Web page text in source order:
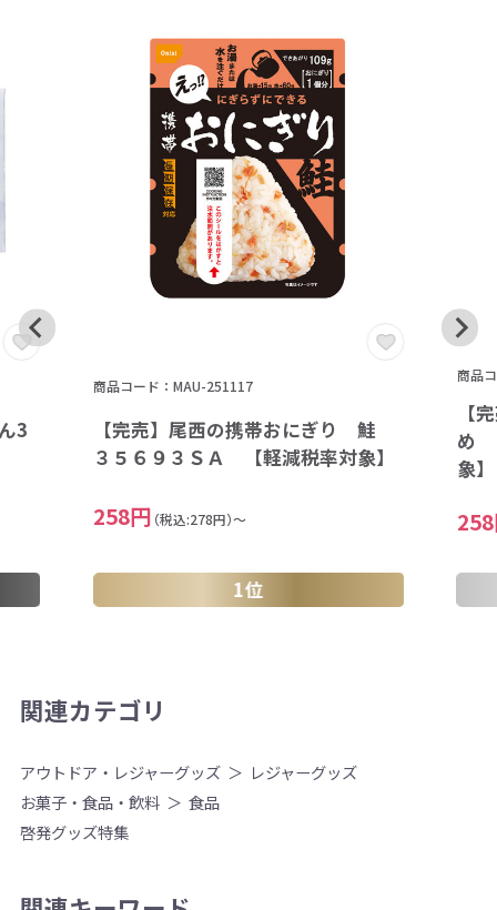
3
商品コード：MAU-251117
【完売】尾西の携帯おにぎり 鮭
３５６９３ＳＡ 【軽減税率対象】
258円 （税込:278円）～
1位
商品
【
め
象】
関連カテゴリ
アウトドア・レジャーグッズ
レジャーグッズ
お菓子・食品・飲料
食品
啓発グッズ特集